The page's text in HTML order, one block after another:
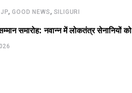
,GOOD NEWS, SILIGURI
समारोह: नवान्न में लोकतंत्र सेनानियों को